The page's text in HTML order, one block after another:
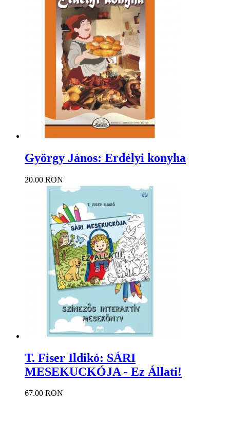
György János: Erdélyi konyha
20.00 RON
T. Fiser Ildikó: SÁRI
MESEKUCKÓJA - Ez Állati!
67.00 RON